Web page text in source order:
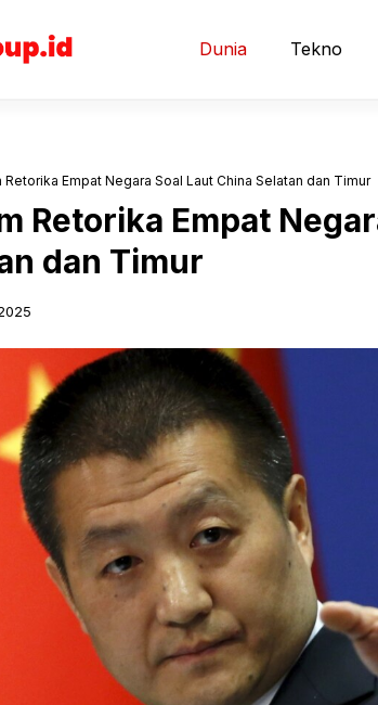
Dunia Tekno
Retorika Empat Negara Soal Laut China Selatan dan Timur
Retorika Empat
dan Timur